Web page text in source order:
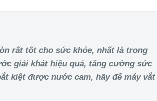
rất tốt cho sức khỏe, nhất là trong
giải khát hiệu quả, tăng cường sức
kiệt được nước cam, hãy để máy vắt